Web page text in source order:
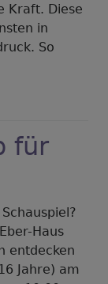
Kraft. Diese
in
So
für
Haus
entdecken
Jahre) am